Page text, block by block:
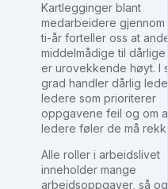
Kartlegginger blant
medarbeidere gjennom
ti-år forteller oss at
middelmådige til
er urovekkende høyt. I
grad handler dårlig
ledere som prioriterer
oppgavene feil og om
ledere føler de må
Alle roller i arbeidslivet
inneholder mange
arbeidsoppgaver, så